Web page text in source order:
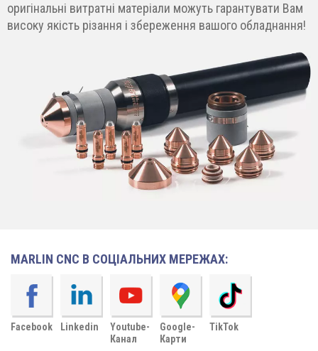
оригінальні витратні матеріали можуть гарантувати Вам
високу якість різання і збереження вашого обладнання!
MARLIN CNC В СОЦІАЛЬНИХ МЕРЕЖАХ:
Facebook Linkedin
Youtube-
Канал
Google-
Карти
TikTok